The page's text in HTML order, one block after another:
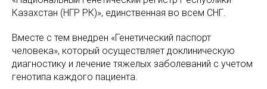
Казахстан (НГР РК)», единственная во всем СНГ.
Вместе с тем внедрен «Генетический паспорт
человека», который осуществляет доклиническую
диагностику и лечение тяжелых заболеваний с учетом
генотипа каждого пациента.